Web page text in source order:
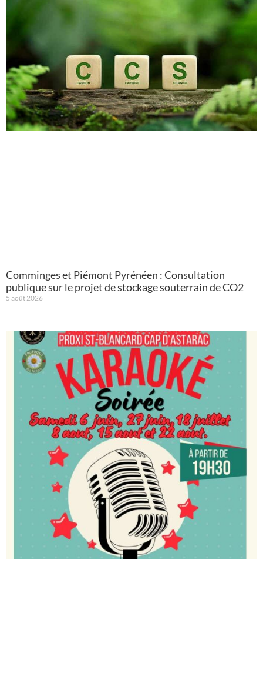
Comminges et Piémont Pyrénéen : Consultation
publique sur le projet de stockage souterrain de CO2
5 août 2026